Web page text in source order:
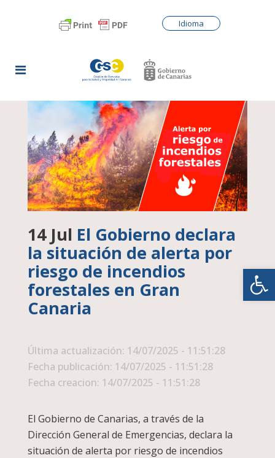
Idioma
14 Jul El Gobierno declara
la situación de alerta por
riesgo de incendios
forestales en Gran
Canaria
Última actualización: 14/07/2025 - 11:51:28
Fecha publicación: 14/07/2025 - 11:51:28
Fecha creacion: 14/07/2025 - 11:51:28
El Gobierno de Canarias, a través de la
Dirección General de Emergencias, declara la
situación de alerta por riesgo de incendios